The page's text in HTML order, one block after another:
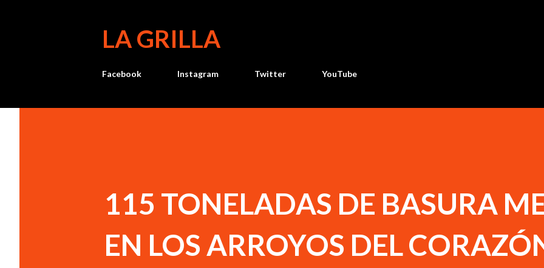
LA GRILLA
Facebook Instagram Twitter YouTube
115 TONELADAS DE BASURA
EN LOS ARROYOS DEL